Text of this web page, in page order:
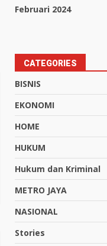
Februari 2024
CATEGORIES
BISNIS
EKONOMI
HOME
HUKUM
Hukum dan Kriminal
METRO JAYA
NASIONAL
Stories